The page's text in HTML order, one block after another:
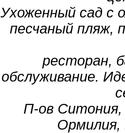
Ухоженный сад с
песчаный пляж,
ресторан,
обслуживание.
П-ов Ситония,
Ормилия,